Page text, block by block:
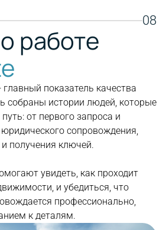
08
работе
показатель качества
собраны истории людей, которые
от первого запроса и
сопровождения,
получения ключей.
увидеть, как проходит
и убедиться, что
профессионально,
к деталям.